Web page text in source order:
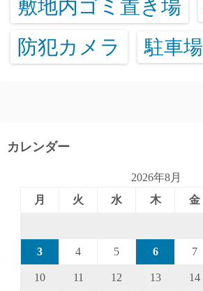
敷地内ゴミ置き場
防犯カメラ 駐車場
カレンダー
2026年8月
月
火 水 木 金
3 4 5 6 7
10 11 12 13 14